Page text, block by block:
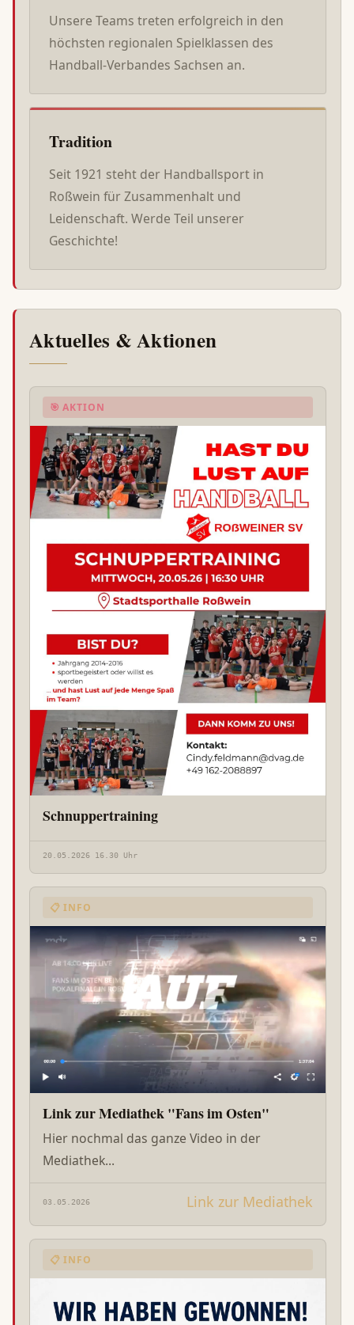
Unsere Teams treten erfolgreich in den
höchsten regionalen Spielklassen des
Handball-Verbandes Sachsen an.
Tradition
Seit 1921 steht der Handballsport in
Roßwein für Zusammenhalt und
Leidenschaft. Werde Teil unserer
Geschichte!
Aktuelles & Aktionen
🎯 AKTION
Schnuppertraining
20.05.2026 16.30 Uhr
📋 INFO
Link zur Mediathek "Fans im Osten"
Hier nochmal das ganze Video in der
Mediathek...
03.05.2026 Link zur Mediathek
📋 INFO